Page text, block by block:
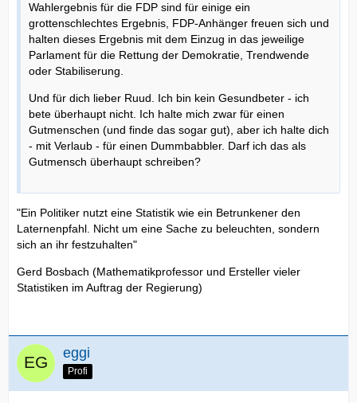
Wahlergebnis für die FDP sind für einige ein
grottenschlechtes Ergebnis, FDP-Anhänger freuen sich und
halten dieses Ergebnis mit dem Einzug in das jeweilige
Parlament für die Rettung der Demokratie, Trendwende
oder Stabiliserung.
Und für dich lieber Ruud. Ich bin kein Gesundbeter - ich
bete überhaupt nicht. Ich halte mich zwar für einen
Gutmenschen (und finde das sogar gut), aber ich halte dich
- mit Verlaub - für einen Dummbabbler. Darf ich das als
Gutmensch überhaupt schreiben?
"Ein Politiker nutzt eine Statistik wie ein Betrunkener den
Laternenpfahl. Nicht um eine Sache zu beleuchten, sondern
sich an ihr festzuhalten"
Gerd Bosbach (Mathematikprofessor und Ersteller vieler
Statistiken im Auftrag der Regierung)
eggi
Profi